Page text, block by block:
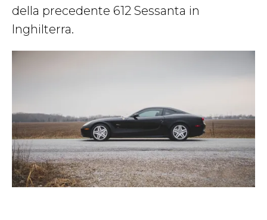
della precedente 612 Sessanta in
Inghilterra.